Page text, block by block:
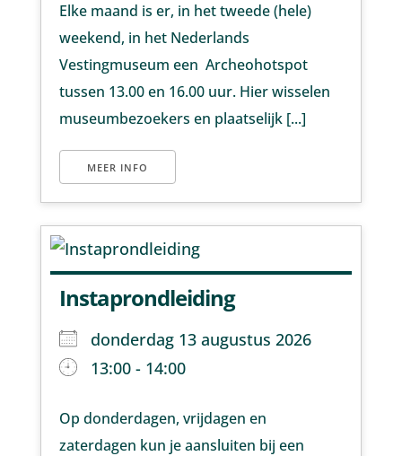
Elke maand is er, in het tweede (hele)
weekend, in het Nederlands
Vestingmuseum een Archeohotspot
tussen 13.00 en 16.00 uur. Hier wisselen
museumbezoekers en plaatselijk [...]
MEER INFO
Instaprondleiding
donderdag 13 augustus 2026
13:00 - 14:00
Op donderdagen, vrijdagen en
zaterdagen kun je aansluiten bij een